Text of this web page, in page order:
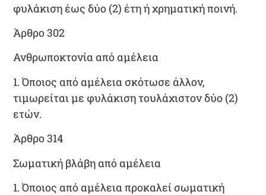
φυλάκιση έως δύο (2) έτηή χρηματική ποινή.
Άρθρο 302
Ανθρωποκτονία από αμέλεια
1. Όποιος από αμέλεια σκότωσε άλλον,
τιμωρείται με φυλάκιση τουλάχιστον δύο (2)
ετών.
Άρθρο 314
Σωματική βλάβη από αμέλεια
1. Όποιος από αμέλεια προκαλεί σωματική